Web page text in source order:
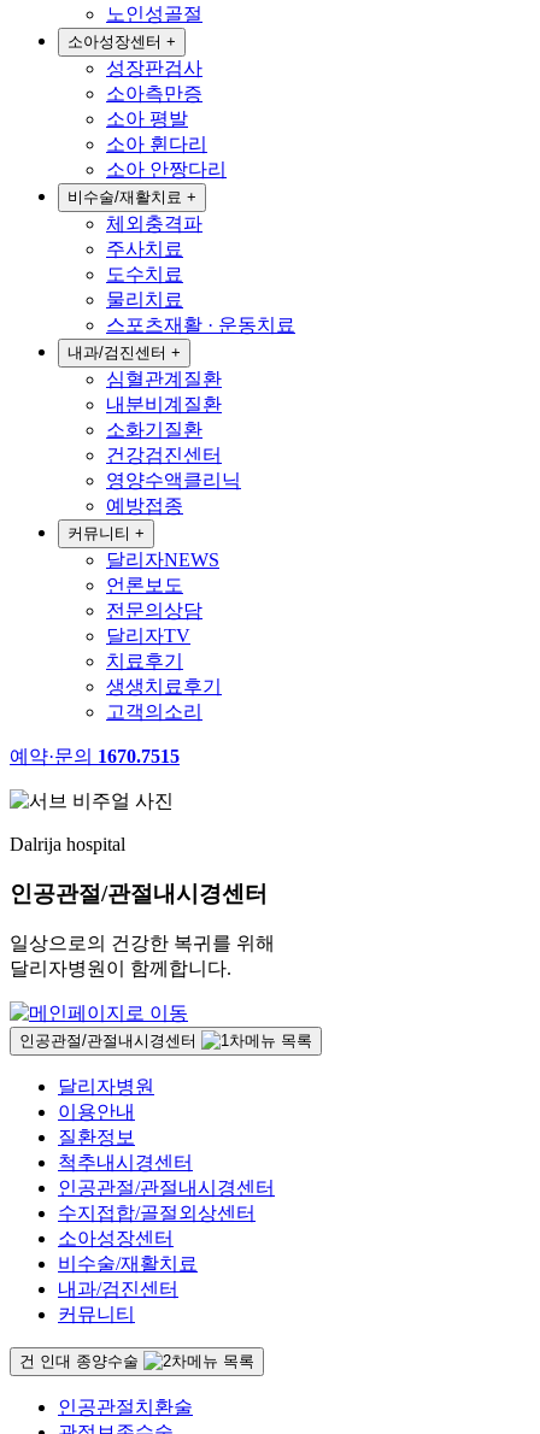
노인성골절
소아성장센터 +
성장판검사
소아측만증
소아 평발
소아 휜다리
소아 안짱다리
비수술/재활치료 +
체외충격파
주사치료
도수치료
물리치료
스포츠재활 · 운동치료
내과/검진센터 +
심혈관계질환
내분비계질환
소화기질환
건강검진센터
영양수액클리닉
예방접종
커뮤니티 +
달리자NEWS
언론보도
전문의상담
달리자TV
치료후기
생생치료후기
고객의소리
예약·문의 1670.7515
Dalrija hospital
인공관절/관절내시경센터
일상으로의 건강한 복귀를 위해
달리자병원이 함께합니다.
인공관절/관절내시경센터
달리자병원
이용안내
질환정보
척추내시경센터
인공관절/관절내시경센터
수지접합/골절외상센터
소아성장센터
비수술/재활치료
내과/검진센터
커뮤니티
건 인대 종양수술
인공관절치환술